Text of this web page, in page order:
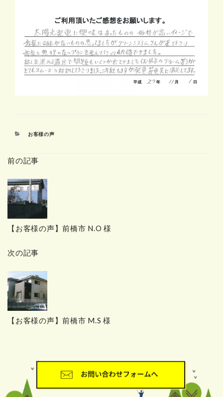
カ
リ
お客様の声
前の記事
【お客様の声】前橋市 N.O 様
次の記事
【お客様の声】前橋市 M.S 様